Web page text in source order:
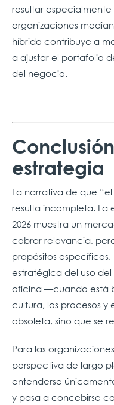
resultar
organizaciones
híbrido contribuye a
a ajustar el portafolio
del negocio.
estrategia
La narrativa de que
resulta incompleta. La
2026 muestra un
cobrar relevancia,
propósitos
estratégica del uso
oficina —cuando está
cultura, los procesos
obsoleta, sino que se
Para las
perspectiva de largo
entenderse
y pasa a concebirse